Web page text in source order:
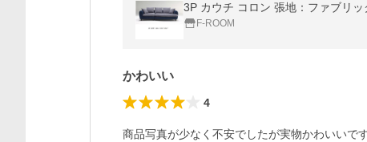
3P カウチ コロン 張地：ファブリ
F-ROOM
かわいい
4
商品写真が少なく不安でしたが実物かわいいです